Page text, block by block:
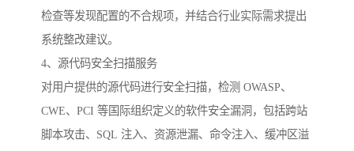
检查等发现配置的不合规项，并结合行业实际需求提出
系统整改建议。
4、源代码安全扫描服务
对用户提供的源代码进行安全扫描，检测 OWASP、
CWE、PCI 等国际组织定义的软件安全漏洞，包括跨站
脚本攻击、SQL 注入、资源泄漏、命令注入、缓冲区溢